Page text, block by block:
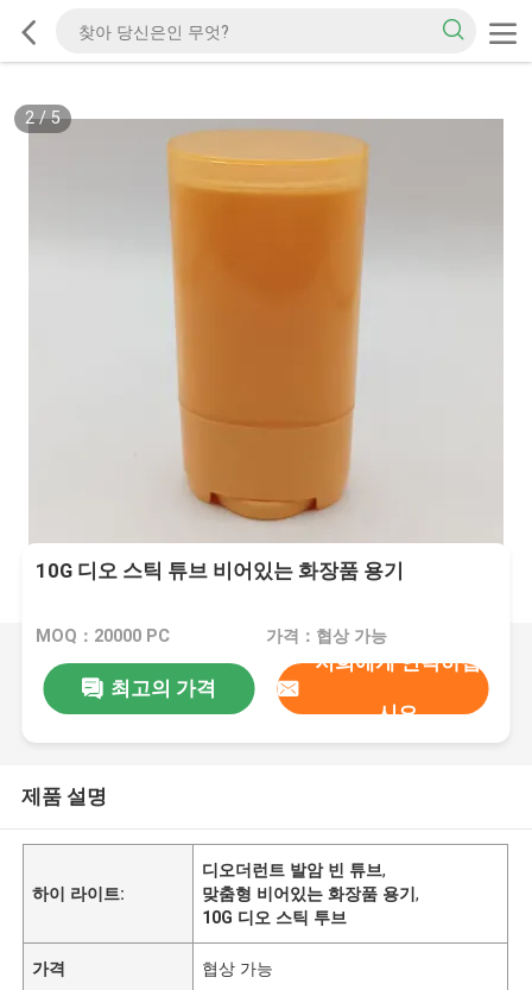
2/5
10G 디오 스틱 튜브 비어있는 화장품 용기
MOQ：20000 PC 가격：협상 가능
최고의 가격
저희에게 연락하십
시오
제품 설명
하이 라이트:
디오더런트 발암 빈 튜브,
맞춤형 비어있는 화장품 용기,
10G 디오 스틱 투브
가격 협상 가능